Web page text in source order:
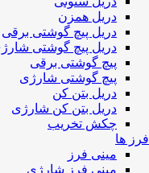
دریل همزن
دریل پیچ گوشتی برقی
دریل پیچ گوشتی
پیچ گوشتی برقی
پیچ گوشتی شارژی
دریل بتن کن
دریل بتن کن شارژی
چکش تخریب
فرز ها
مینی فرز
مینی فرز شارژی